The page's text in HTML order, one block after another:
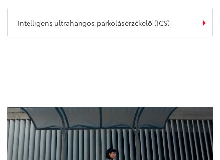
Intelligens ultrahangos parkolásérzékelő (ICS)